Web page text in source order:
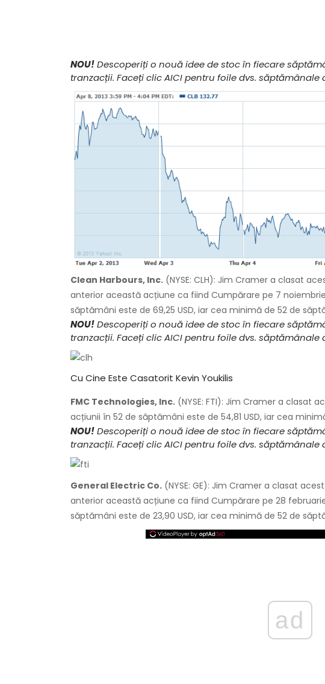
NOU!Descoperiți o nouă idee de stoc în fiecare
tranzacții. Faceți clic AICI pentru foile dvs. săptămânale
Clean Harbours, Inc. (NYSE: CLH): Jim Cramer a clasat
anterior această acțiune ca fiind Cumpărare pe 7
săptămâni este de 69,25 USD, iar cea minimă de 52 de
NOU!Descoperiți o nouă idee de stoc în fiecare
tranzacții. Faceți clic AICI pentru foile dvs. săptămânale
Cu Cine Este Casatorit Kevin Youkilis
FMC Technologies, Inc. (NYSE: FTI): Jim Cramer a clasat
acțiunii în 52 de săptămâni este de 54,81 USD, iar cea
NOU!Descoperiți o nouă idee de stoc în fiecare
tranzacții. Faceți clic AICI pentru foile dvs. săptămânale
General Electric Co. (NYSE: GE): Jim Cramer a clasat
anterior această acțiune ca fiind Cumpărare pe 28
săptămâni este de 23,90 USD, iar cea minimă de 52 de
ad